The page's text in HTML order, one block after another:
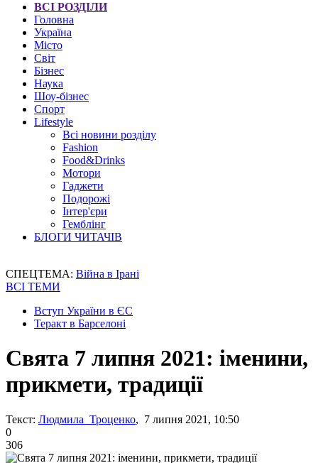
ВСІ РОЗДІЛИ
Головна
Україна
Місто
Світ
Бізнес
Наука
Шоу-бізнес
Спорт
Lifestyle
Всі новини розділу
Fashion
Food&Drinks
Мотори
Гаджети
Подорожі
Інтер'єри
Гемблінг
БЛОГИ ЧИТАЧІВ
СПЕЦТЕМА: Війна в Ірані
ВСІ ТЕМИ
Вступ України в ЄС
Теракт в Барселоні
Свята 7 липня 2021: іменини,
прикмети, традиції
Текст: Людмила Троценко, 7 липня 2021, 10:50
0
306